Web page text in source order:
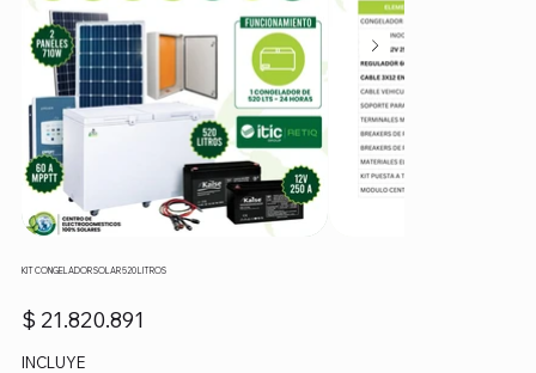
KIT CONGELADOR SOLAR 520 LITROS
Precio
$ 21.820.891
INCLUYE